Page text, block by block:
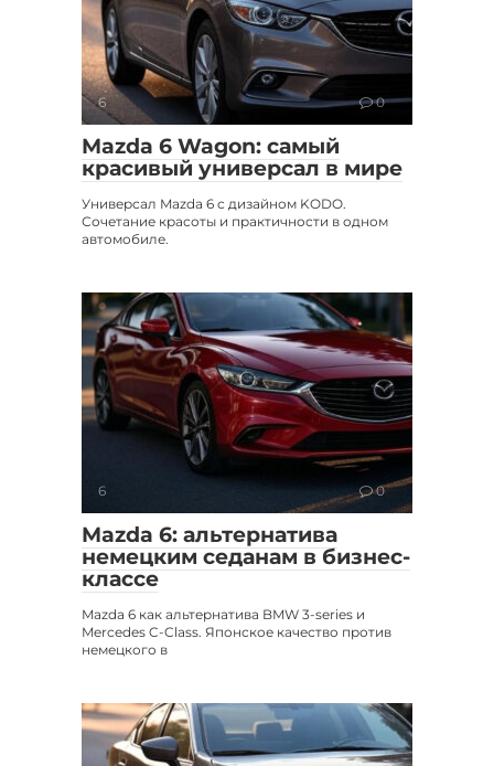
6 0
Mazda 6 Wagon: самый
красивый универсал в мире
Универсал Mazda 6 с дизайном KODO.
Сочетание красоты и практичности в одном
автомобиле.
6 0
Mazda 6: альтернатива
немецким седанам в бизнес-
классе
Mazda 6 как альтернатива BMW 3-series и
Mercedes C-Class. Японское качество против
немецкого в